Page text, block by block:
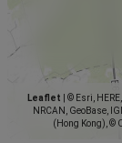
Leaflet
© Esri,
NRCAN, GeoBase,
(Hong Kong), ©